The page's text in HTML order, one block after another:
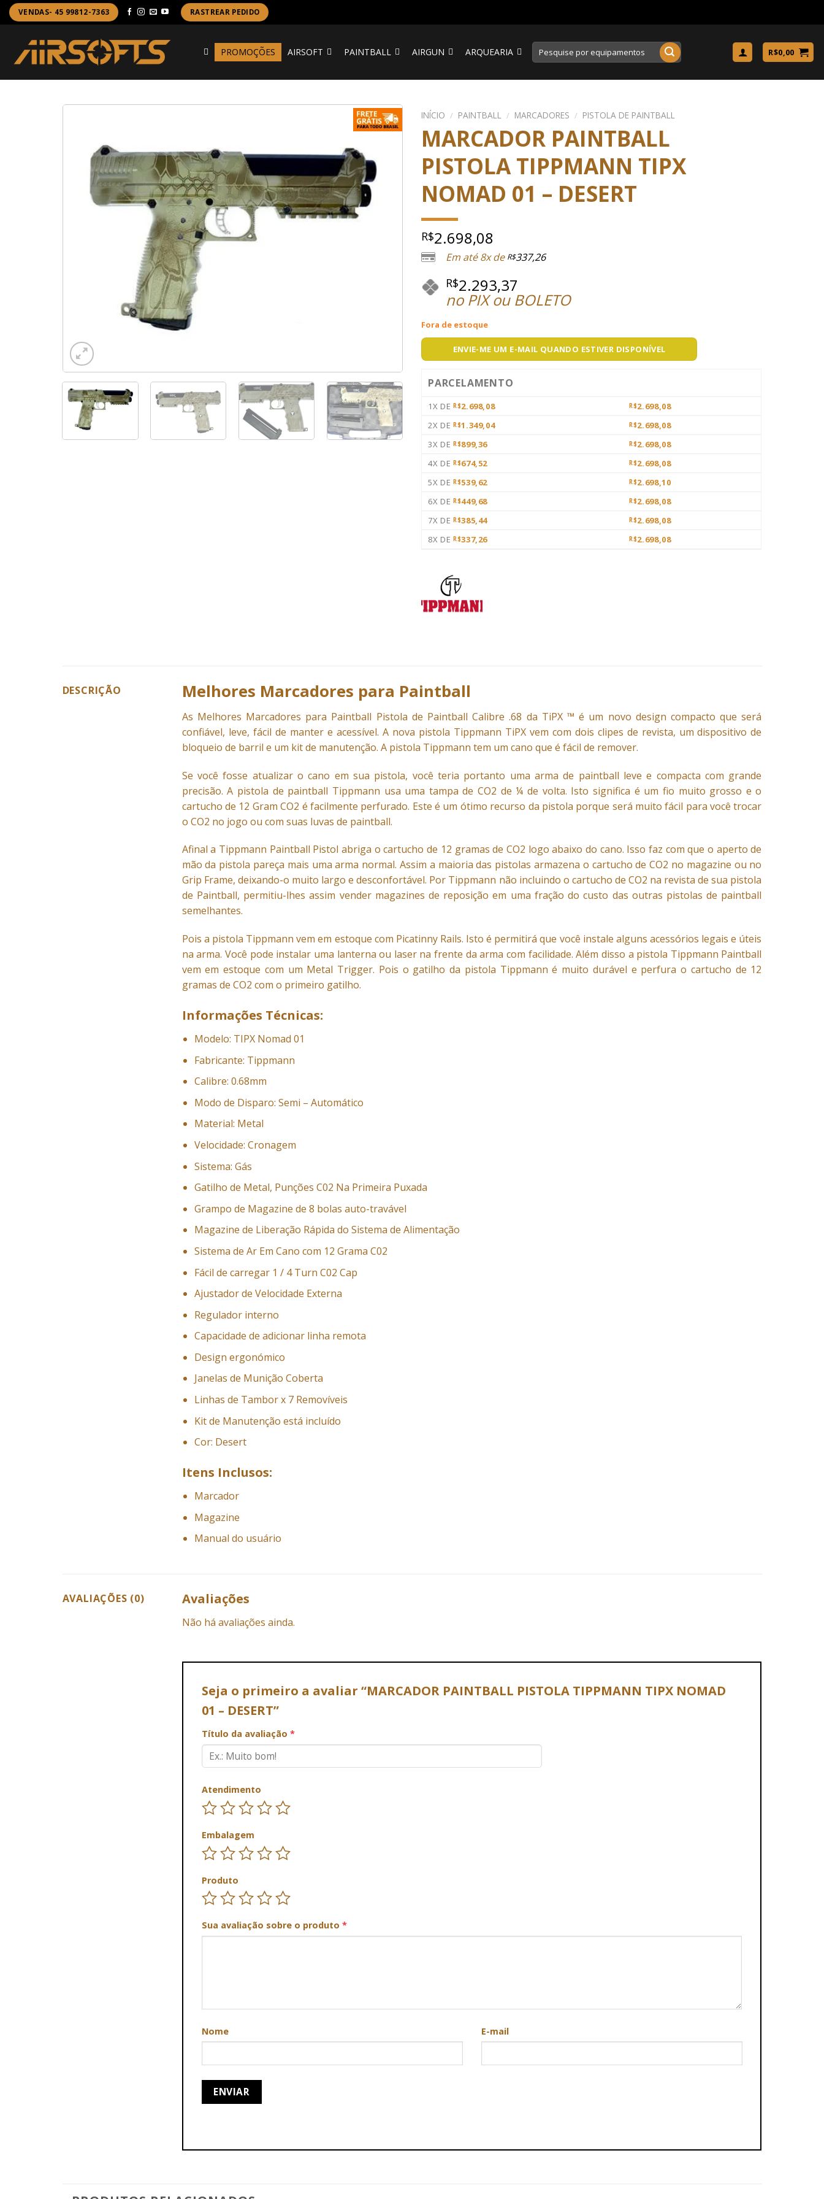
Skip
to
content
VENDAS- 45 99812-7363 RASTREAR PEDIDO
PROMOÇÕES AIRSOFT PAINTBALL AIRGUN ARQUEARIA
Pesquisar
por:
R$0,00
INÍCIO / PAINTBALL / MARCADORES / PISTOLA DE PAINTBALL
MARCADOR PAINTBALL
PISTOLA TIPPMANN TIPX
NOMAD 01 – DESERT
R$2.698,08
Em até 8x de R$337,26
R$2.293,37
no PIX ou BOLETO
Fora de estoque
ENVIE-ME UM E-MAIL QUANDO ESTIVER DISPONÍVEL
PARCELAMENTO
1X DE R$2.698,08 R$2.698,08
2X DE R$1.349,04 R$2.698,08
3X DE R$899,36 R$2.698,08
4X DE R$674,52 R$2.698,08
5X DE R$539,62 R$2.698,10
6X DE R$449,68 R$2.698,08
7X DE R$385,44 R$2.698,08
8X DE R$337,26 R$2.698,08
DESCRIÇÃO Melhores Marcadores para Paintball
As Melhores Marcadores para Paintball Pistola de Paintball Calibre .68 da TiPX ™ é um novo design compacto que será
confiável, leve, fácil de manter e acessível. A nova pistola Tippmann TiPX vem com dois clipes de revista, um dispositivo de
bloqueio de barril e um kit de manutenção. A pistola Tippmann tem um cano que é fácil de remover.
Se você fosse atualizar o cano em sua pistola, você teria portanto uma arma de paintball leve e compacta com grande
precisão. A pistola de paintball Tippmann usa uma tampa de CO2 de ¼ de volta. Isto significa é um fio muito grosso e o
cartucho de 12 Gram CO2 é facilmente perfurado. Este é um ótimo recurso da pistola porque será muito fácil para você trocar
o CO2 no jogo ou com suas luvas de paintball.
Afinal a Tippmann Paintball Pistol abriga o cartucho de 12 gramas de CO2 logo abaixo do cano. Isso faz com que o aperto de
mão da pistola pareça mais uma arma normal. Assim a maioria das pistolas armazena o cartucho de CO2 no magazine ou no
Grip Frame, deixando-o muito largo e desconfortável. Por Tippmann não incluindo o cartucho de CO2 na revista de sua pistola
de Paintball, permitiu-lhes assim vender magazines de reposição em uma fração do custo das outras pistolas de paintball
semelhantes.
Pois a pistola Tippmann vem em estoque com Picatinny Rails. Isto é permitirá que você instale alguns acessórios legais e úteis
na arma. Você pode instalar uma lanterna ou laser na frente da arma com facilidade. Além disso a pistola Tippmann Paintball
vem em estoque com um Metal Trigger. Pois o gatilho da pistola Tippmann é muito durável e perfura o cartucho de 12
gramas de CO2 com o primeiro gatilho.
Informações Técnicas:
Modelo: TIPX Nomad 01
Fabricante: Tippmann
Calibre: 0.68mm
Modo de Disparo: Semi – Automático
Material: Metal
Velocidade: Cronagem
Sistema: Gás
Gatilho de Metal, Punções C02 Na Primeira Puxada
Grampo de Magazine de 8 bolas auto-travável
Magazine de Liberação Rápida do Sistema de Alimentação
Sistema de Ar Em Cano com 12 Grama C02
Fácil de carregar 1 / 4 Turn C02 Cap
Ajustador de Velocidade Externa
Regulador interno
Capacidade de adicionar linha remota
Design ergonómico
Janelas de Munição Coberta
Linhas de Tambor x 7 Removíveis
Kit de Manutenção está incluído
Cor: Desert
Itens Inclusos:
Marcador
Magazine
Manual do usuário
AVALIAÇÕES (0) Avaliações
Não há avaliações ainda.
Seja o primeiro a avaliar “MARCADOR PAINTBALL PISTOLA TIPPMANN TIPX NOMAD
01 – DESERT”
Título da avaliação *
Atendimento
Embalagem
Produto
Sua avaliação sobre o produto *
Nome E-mail